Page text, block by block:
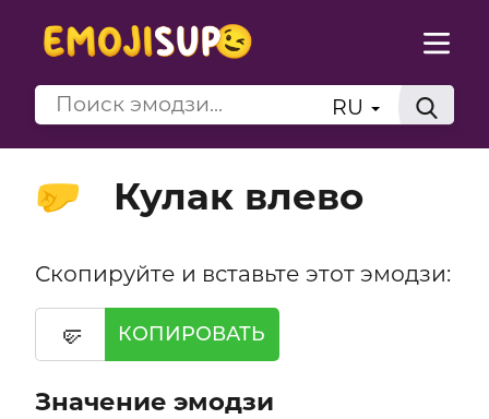
RU
🤛 Кулак влево
Скопируйте и вставьте этот эмодзи:
🤛 КОПИРОВАТЬ
Значение эмодзи